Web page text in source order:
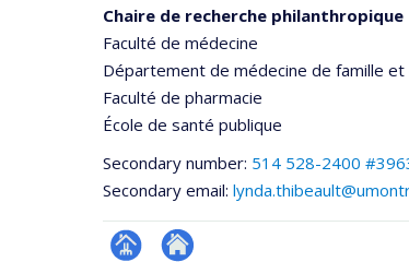
Chaire de recherche philanthropique
Faculté de médecine
Département de médecine de famille
Faculté de pharmacie
École de santé publique
Secondary number: 514 528-2400
Secondary email: